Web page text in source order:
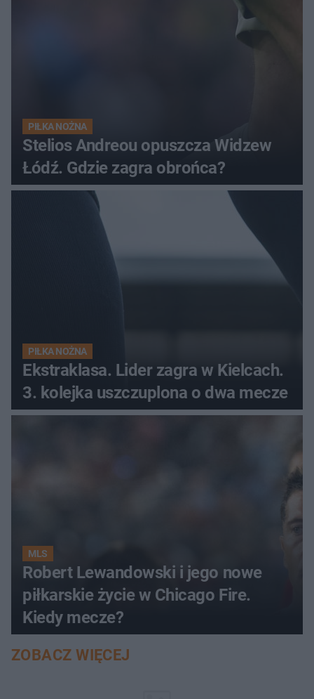
PIŁKA NOŻNA
Stelios Andreou opuszcza Widzew
Łódź. Gdzie zagra obrońca?
PIŁKA NOŻNA
Ekstraklasa. Lider zagra w Kielcach.
3. kolejka uszczuplona o dwa mecze
MLS
Robert Lewandowski i jego nowe
piłkarskie życie w Chicago Fire.
Kiedy mecze?
ZOBACZ WIĘCEJ